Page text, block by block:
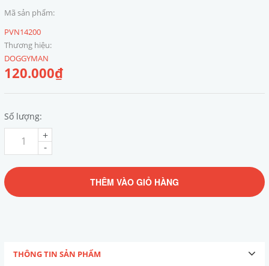
Mã sản phẩm:
PVN14200
Thương hiệu:
DOGGYMAN
120.000₫
Số lượng:
-
+
THÊM VÀO GIỎ HÀNG
THÔNG TIN SẢN PHẨM